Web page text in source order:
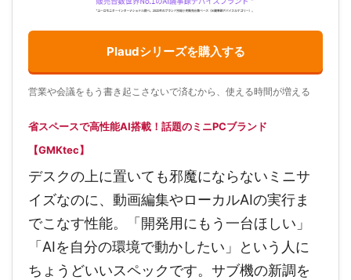
Plaudシリーズを購入する
営業や会議をもう書き起こさないで済むから、使える時間が増える
省スペースで高性能AI搭載！話題のミニPCブランド
【GMKtec】
デスクの上に置いても邪魔にならないミニサ
イズなのに、動画編集やローカルAIの実行ま
でこなす性能。「開発用にもう一台ほしい」
「AIを自分の環境で動かしたい」という人に
ちょうどいいスペックです。サブ機の新調を